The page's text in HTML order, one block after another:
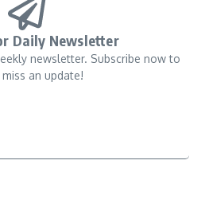
Daily Newsletter
newsletter. Subscribe now to
an update!